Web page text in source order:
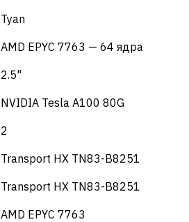
Tyan
AMD EPYC 7763 — 64 ядра
2.5"
NVIDIA Tesla A100 80G
2
Transport HX TN83-B8251
Transport HX TN83-B8251
AMD EPYC 7763